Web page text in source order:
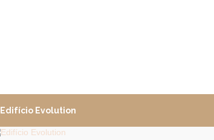
Edifício Evolution